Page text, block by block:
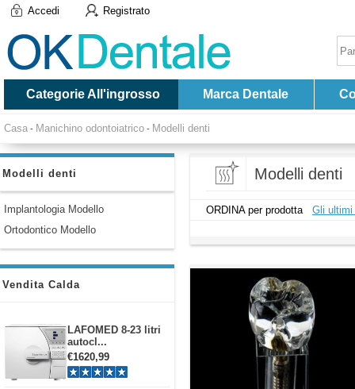
Accedi Registrato
Categorie All'ingrosso Marca Dentale
Casa - Manichino odontoiatrico - Modelli denti
Modelli denti
Implantologia Modello
Ortodontico Modello
Vendita Calda
LAFOMED 8-23 litri
autocl...
€1620,99
Modelli denti
ORDINA per prodotta Gli ultimi